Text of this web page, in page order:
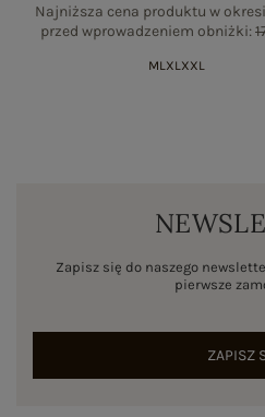
Najniższa cena produktu w
przed wprowadzeniem obniżki:
ML XL XXL
Zapisz się do naszego
pierwsze
ZAPISZ